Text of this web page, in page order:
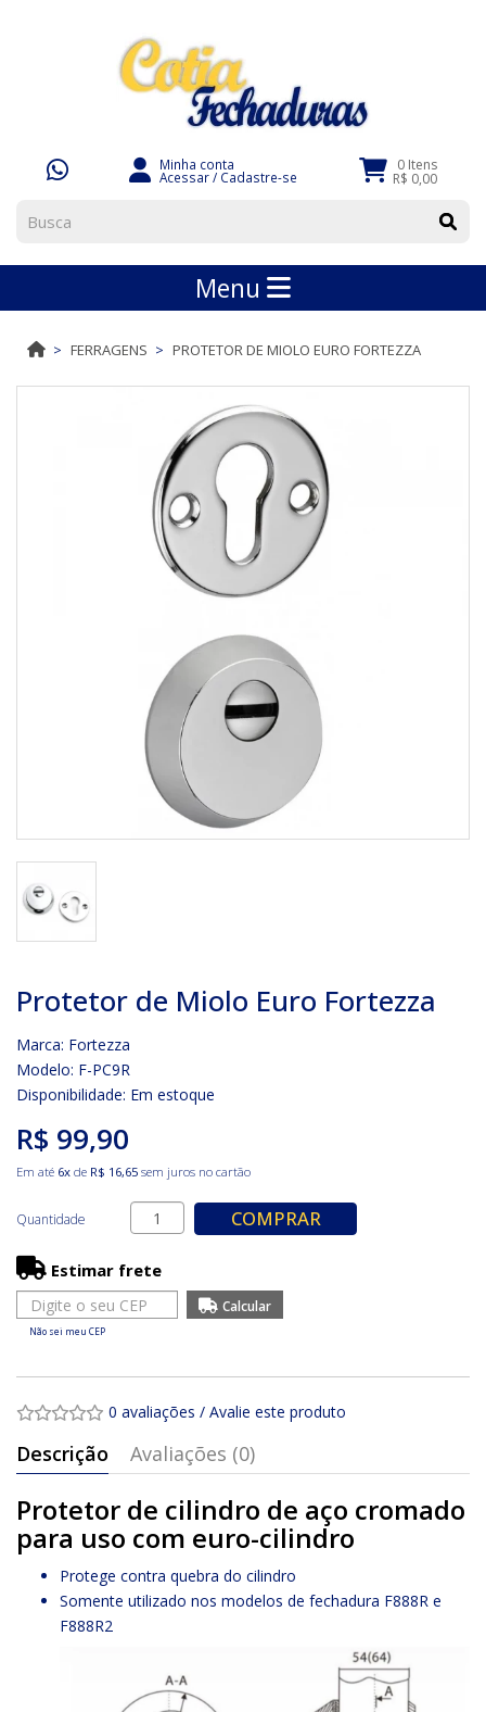
Minha conta
Acessar/ Cadastre-se
0 Itens
R$ 0,00
Menu
FERRAGENS PROTETOR DE MIOLO EURO FORTEZZA
Protetor de Miolo Euro Fortezza
Marca: Fortezza
Modelo: F-PC9R
Disponibilidade: Em estoque
R$ 99,90
Em até 6x de R$ 16,65 sem juros no cartão
Quantidade COMPRAR
Estimar frete
Não sei meu CEP
0 avaliações / Avalie este produto
Descrição Avaliações (0)
Protetor de cilindro de aço cromado
para uso com euro-cilindro
Protege contra quebra do cilindro
Somente utilizado nos modelos de fechadura F888R e
F888R2